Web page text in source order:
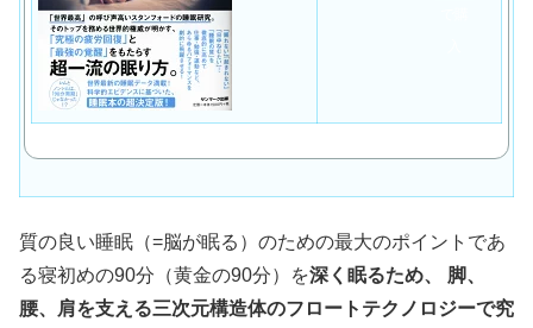
質の良い睡眠（=脳が眠る）のための最大のポイントであ
る寝初めの90分（黄金の90分）を深く眠るため、 脚、
腰、肩を支える三次元構造体のフロートテクノロジーで究